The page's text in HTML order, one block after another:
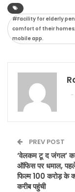
#Facility for elderly
comfort of their
mobile app.
PREV POST
‘वेलकम टू द जंगल’
ऑफिस पर धमाल,
फिल्म 100 करोड़ के
करीब पहुंची